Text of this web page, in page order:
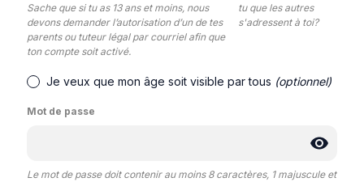
Sache que si tu as 13 ans et moins, nous
devons demander l’autorisation d’un de tes
parents ou tuteur légal par courriel afin que
ton compte soit activé.
tu que les autres
s'adressent à toi?
Je veux que mon âge soit visible par tous (optionnel)
Mot de passe
Le mot de passe doit contenir au moins 8 caractères, 1 majuscule et